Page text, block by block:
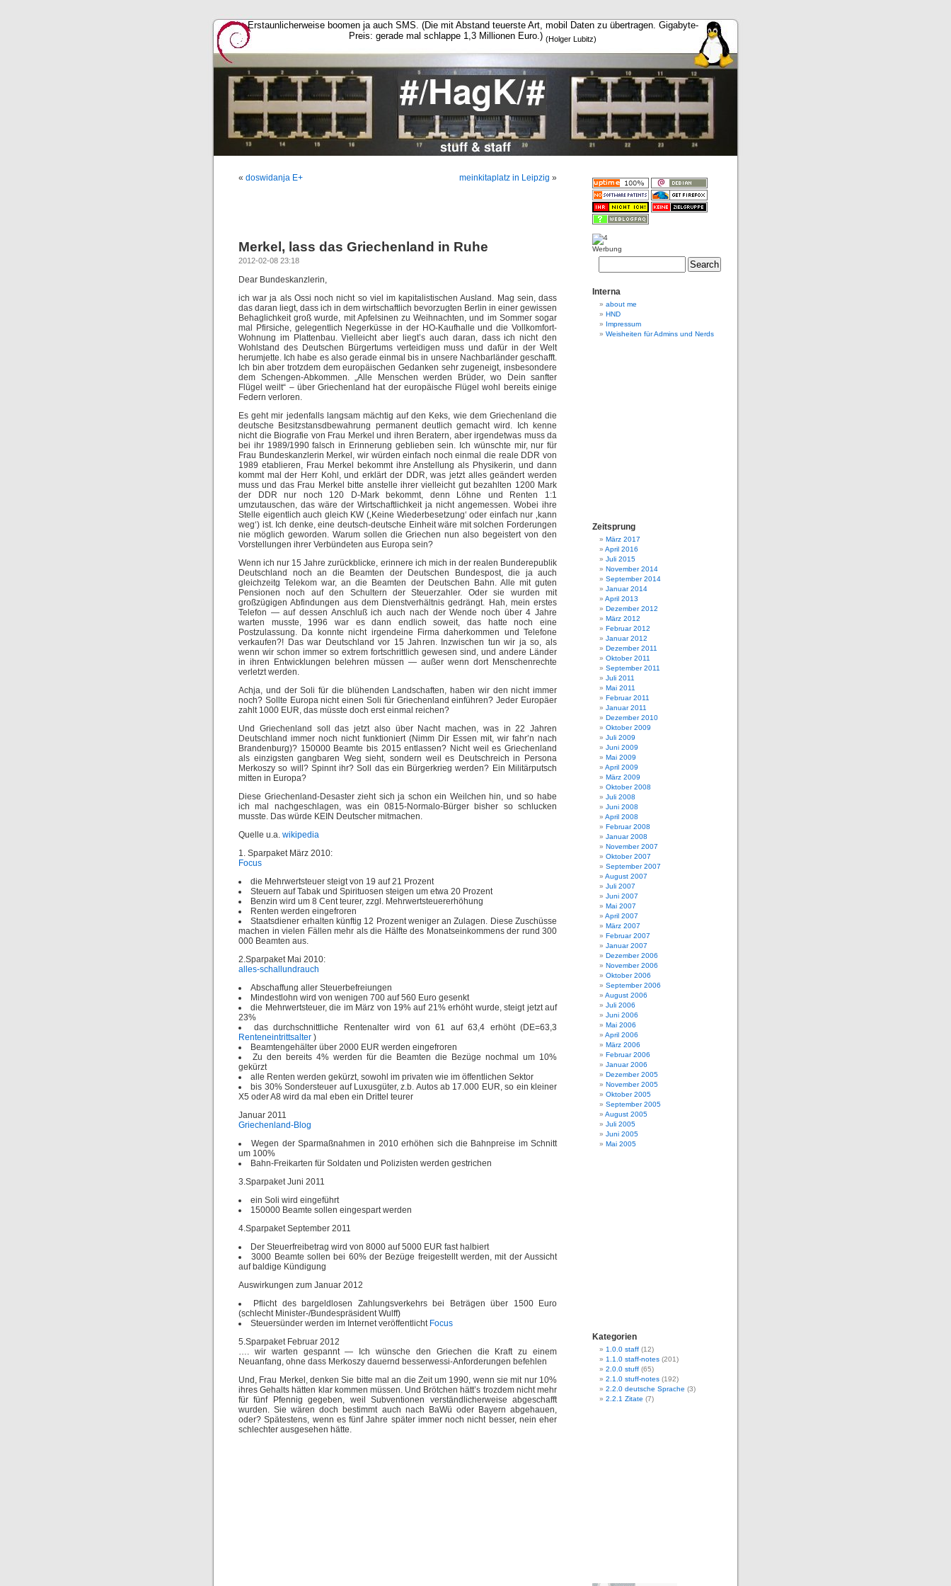
Erstaunlicherweise boomen ja auch SMS. (Die mit Abstand teuerste Art, mobil Daten zu übertragen. Gigabyte-
Preis: gerade mal schlappe 1,3 Millionen Euro.) (Holger Lubitz)
« doswidanja E+ meinkitaplatz in Leipzig »
Merkel, lass das Griechenland in Ruhe
2012-02-08 23:18
Dear Bundeskanzlerin,
ich war ja als Ossi noch nicht so viel im kapitalistischen Ausland. Mag sein, dass
das daran liegt, dass ich in dem wirtschaftlich bevorzugten Berlin in einer gewissen
Behaglichkeit groß wurde, mit Apfelsinen zu Weihnachten, und im Sommer sogar
mal Pfirsiche, gelegentlich Negerküsse in der HO-Kaufhalle und die Vollkomfort-
Wohnung im Plattenbau. Vielleicht aber liegt’s auch daran, dass ich nicht den
Wohlstand des Deutschen Bürgertums verteidigen muss und dafür in der Welt
herumjette. Ich habe es also gerade einmal bis in unsere Nachbarländer geschafft.
Ich bin aber trotzdem dem europäischen Gedanken sehr zugeneigt, insbesondere
dem Schengen-Abkommen. „Alle Menschen werden Brüder, wo Dein sanfter
Flügel weilt“ – über Griechenland hat der europäische Flügel wohl bereits einige
Federn verloren.
Es geht mir jedenfalls langsam mächtig auf den Keks, wie dem Griechenland die
deutsche Besitzstansdbewahrung permanent deutlich gemacht wird. Ich kenne
nicht die Biografie von Frau Merkel und ihren Beratern, aber irgendetwas muss da
bei ihr 1989/1990 falsch in Erinnerung geblieben sein. Ich wünschte mir, nur für
Frau Bundeskanzlerin Merkel, wir würden einfach noch einmal die reale DDR von
1989 etablieren, Frau Merkel bekommt ihre Anstellung als Physikerin, und dann
kommt mal der Herr Kohl, und erklärt der DDR, was jetzt alles geändert werden
muss und das Frau Merkel bitte anstelle ihrer vielleicht gut bezahlten 1200 Mark
der DDR nur noch 120 D-Mark bekommt, denn Löhne und Renten 1:1
umzutauschen, das wäre der Wirtschaftlichkeit ja nicht angemessen. Wobei ihre
Stelle eigentlich auch gleich KW (‚Keine Wiederbesetzung‘ oder einfach nur ‚kann
weg‘) ist. Ich denke, eine deutsch-deutsche Einheit wäre mit solchen Forderungen
nie möglich geworden. Warum sollen die Griechen nun also begeistert von den
Vorstellungen ihrer Verbündeten aus Europa sein?
Wenn ich nur 15 Jahre zurückblicke, erinnere ich mich in der realen Bunderepublik
Deutschland noch an die Beamten der Deutschen Bundespost, die ja auch
gleichzeitg Telekom war, an die Beamten der Deutschen Bahn. Alle mit guten
Pensionen noch auf den Schultern der Steuerzahler. Oder sie wurden mit
großzügigen Abfindungen aus dem Dienstverhältnis gedrängt. Hah, mein erstes
Telefon — auf dessen Anschluß ich auch nach der Wende noch über 4 Jahre
warten musste, 1996 war es dann endlich soweit, das hatte noch eine
Postzulassung. Da konnte nicht irgendeine Firma daherkommen und Telefone
verkaufen?! Das war Deutschland vor 15 Jahren. Inzwischen tun wir ja so, als
wenn wir schon immer so extrem fortschrittlich gewesen sind, und andere Länder
in ihren Entwicklungen belehren müssen — außer wenn dort Menschenrechte
verletzt werden.
Achja, und der Soli für die blühenden Landschaften, haben wir den nicht immer
noch? Sollte Europa nicht einen Soli für Griechenland einführen? Jeder Europäer
zahlt 1000 EUR, das müsste doch erst einmal reichen?
Und Griechenland soll das jetzt also über Nacht machen, was in 22 Jahren
Deutschland immer noch nicht funktioniert (Nimm Dir Essen mit, wir fahr’n nach
Brandenburg)? 150000 Beamte bis 2015 entlassen? Nicht weil es Griechenland
als einzigsten gangbaren Weg sieht, sondern weil es Deutschreich in Persona
Merkoszy so will? Spinnt ihr? Soll das ein Bürgerkrieg werden? Ein Militärputsch
mitten in Europa?
Diese Griechenland-Desaster zieht sich ja schon ein Weilchen hin, und so habe
ich mal nachgeschlagen, was ein 0815-Normalo-Bürger bisher so schlucken
musste. Das würde KEIN Deutscher mitmachen.
Quelle u.a. wikipedia
1. Sparpaket März 2010:
Focus
die Mehrwertsteuer steigt von 19 auf 21 Prozent
Steuern auf Tabak und Spirituosen steigen um etwa 20 Prozent
Benzin wird um 8 Cent teurer, zzgl. Mehrwertsteuererhöhung
Renten werden eingefroren
Staatsdiener erhalten künftig 12 Prozent weniger an Zulagen. Diese Zuschüsse
machen in vielen Fällen mehr als die Hälfte des Monatseinkommens der rund 300
000 Beamten aus.
2.Sparpaket Mai 2010:
alles-schallundrauch
Abschaffung aller Steuerbefreiungen
Mindestlohn wird von wenigen 700 auf 560 Euro gesenkt
die Mehrwertsteuer, die im März von 19% auf 21% erhöht wurde, steigt jetzt auf
23%
das durchschnittliche Rentenalter wird von 61 auf 63,4 erhöht (DE=63,3
Renteneintrittsalter )
Beamtengehälter über 2000 EUR werden eingefroren
Zu den bereits 4% werden für die Beamten die Bezüge nochmal um 10%
gekürzt
alle Renten werden gekürzt, sowohl im privaten wie im öffentlichen Sektor
bis 30% Sondersteuer auf Luxusgüter, z.b. Autos ab 17.000 EUR, so ein kleiner
X5 oder A8 wird da mal eben ein Drittel teurer
Januar 2011
Griechenland-Blog
Wegen der Sparmaßnahmen in 2010 erhöhen sich die Bahnpreise im Schnitt
um 100%
Bahn-Freikarten für Soldaten und Polizisten werden gestrichen
3.Sparpaket Juni 2011
ein Soli wird eingeführt
150000 Beamte sollen eingespart werden
4.Sparpaket September 2011
Der Steuerfreibetrag wird von 8000 auf 5000 EUR fast halbiert
3000 Beamte sollen bei 60% der Bezüge freigestellt werden, mit der Aussicht
auf baldige Kündigung
Auswirkungen zum Januar 2012
Pflicht des bargeldlosen Zahlungsverkehrs bei Beträgen über 1500 Euro
(schlecht Minister-/Bundespräsident Wulff)
Steuersünder werden im Internet veröffentlicht Focus
5.Sparpaket Februar 2012
…. wir warten gespannt — Ich wünsche den Griechen die Kraft zu einem
Neuanfang, ohne dass Merkoszy dauernd besserwessi-Anforderungen befehlen
Und, Frau Merkel, denken Sie bitte mal an die Zeit um 1990, wenn sie mit nur 10%
ihres Gehalts hätten klar kommen müssen. Und Brötchen hätt’s trozdem nicht mehr
für fünf Pfennig gegeben, weil Subventionen verständlicherweise abgeschafft
wurden. Sie wären doch bestimmt auch nach BaWü oder Bayern abgehauen,
oder? Spätestens, wenn es fünf Jahre später immer noch nicht besser, nein eher
schlechter ausgesehen hätte.
Werbung
Interna
about me
HND
Impressum
Weisheiten für Admins und Nerds
Zeitsprung
März 2017
April 2016
Juli 2015
November 2014
September 2014
Januar 2014
April 2013
Dezember 2012
März 2012
Februar 2012
Januar 2012
Dezember 2011
Oktober 2011
September 2011
Juli 2011
Mai 2011
Februar 2011
Januar 2011
Dezember 2010
Oktober 2009
Juli 2009
Juni 2009
Mai 2009
April 2009
März 2009
Oktober 2008
Juli 2008
Juni 2008
April 2008
Februar 2008
Januar 2008
November 2007
Oktober 2007
September 2007
August 2007
Juli 2007
Juni 2007
Mai 2007
April 2007
März 2007
Februar 2007
Januar 2007
Dezember 2006
November 2006
Oktober 2006
September 2006
August 2006
Juli 2006
Juni 2006
Mai 2006
April 2006
März 2006
Februar 2006
Januar 2006
Dezember 2005
November 2005
Oktober 2005
September 2005
August 2005
Juli 2005
Juni 2005
Mai 2005
Kategorien
1.0.0 staff (12)
1.1.0 staff-notes (201)
2.0.0 stuff (65)
2.1.0 stuff-notes (192)
2.2.0 deutsche Sprache (3)
2.2.1 Zitate (7)